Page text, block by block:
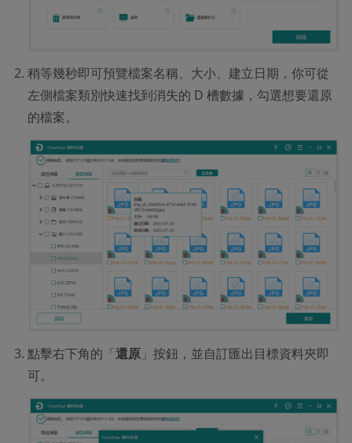
稍等幾秒即可預覽檔案名稱、大小、建立日期，你可從
左側檔案類別快速找到消失的 D 槽數據，勾選想要還原
的檔案。
點擊右下角的「還原 」按鈕，並自訂匯出目標資料夾即
可。